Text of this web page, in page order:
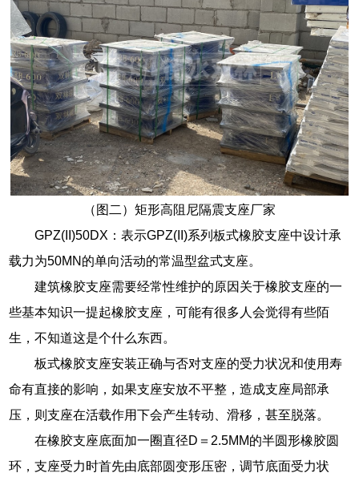
（图二）矩形高阻尼隔震支座厂家
GPZ(II)50DX：表示GPZ(II)系列板式橡胶支座中设计承
载力为50MN的单向活动的常温型盆式支座。
建筑橡胶支座需要经常性维护的原因关于橡胶支座的一
些基本知识一提起橡胶支座，可能有很多人会觉得有些陌
生，不知道这是个什么东西。
板式橡胶支座安装正确与否对支座的受力状况和使用寿
命有直接的影响，如果支座安放不平整，造成支座局部承
压，则支座在活载作用下会产生转动、滑移，甚至脱落。
在橡胶支座底面加一圈直径D＝2.5MM的半圆形橡胶圆
环，支座受力时首先由底部圆变形压密，调节底面受力状